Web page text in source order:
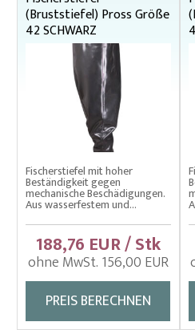
Arbeitsschürzen
Fischerhüte
Fischerstiefel
Fischerstiefel
Handschuhe und Ärmel
Mäntel
Fischtragen, Transportärmel
Fischwaage
Kescher rund, eckig
Kescherstiele
Planktonnetze und Stiele
Senknetze für
(Bruststiefel) Pross Größe
42 SCHWARZ
Fischerstiefel mit hoher
Beständigkeit gegen
mechanische Beschädigungen.
Aus wasserfestem und...
188,76 EUR / Stk
ohne MwSt. 156,00 EUR
PREIS BERECHNEN